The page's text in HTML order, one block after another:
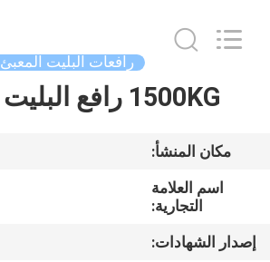
الصفحة
منتجات
أشرطة
Machinery
Co.,Ltd.
رافعات البليت المعبئ
1500KG رافع البليت التلقائي
مكان المنشأ:
اسم العلامة
التجارية:
إصدار الشهادات: